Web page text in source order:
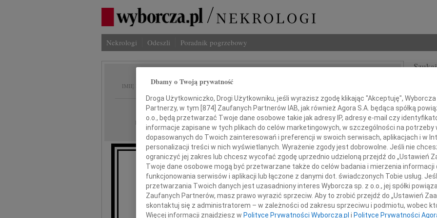
Nekrologi Odeszli Poradnik pogrzebowy
IMIĘ I NAZWISKO: Maria Szwarc
REGION: GAZETA_AREA_CODE.S3, Kielce
DATA EMISJI: 01.07.2024
Z głębokim żalem zawiadamiamy,
że w dniu 26 czerwca 2024 roku zmarła w wieku 90 lat
nasza kochana Żona, Mama i Babcia
INNE
Z
Alina
Dnia
Dbamy o Twoją prywatność
Droga Użytkowniczko, Drogi Użytkowniku, jeśli wyrazisz zgodę klikając "Akceptuję",
Partnerzy, w tym [ 874 ] Zaufanych Partnerów IAB, jak również Agora S.A. będąca spółką
o.o., będą przetwarzać Twoje dane osobowe takie jak adresy IP, adresy e-mail czy
informacje zapisane w tych plikach do celów marketingowych, w szczególności na potrzeby
dopasowanych do Twoich zainteresowań i preferencji w swoich serwisach, aplikacjach i w
personalizacji treści w nich wyświetlanych. Wyrażenie zgody jest dobrowolne. Jeśli nie
ograniczyć jej zakres lub chcesz wycofać zgodę uprzednio udzieloną przejdź do „Ustawień
Twoje dane osobowe mogą być przetwarzane także do celów badania i mierzenia
funkcjonowania serwisów i aplikacji lub łączone z danymi dot. świadczonych Tobie usług.
przetwarzania Twoich danych jest uzasadniony interes Wyborcza sp. z o.o., jej spółki
Zaufanych Partnerów, masz prawo wyrazić sprzeciw. Aby to zrobić przejdź do „Ustawień
skontaktuj się z administratorem – w zależności od zakresu sprzeciwu i podmiotu, wobec
Więcej informacji znajdziesz w Polityce Prywatności Wyborcza.pl i Polityce Prywatności